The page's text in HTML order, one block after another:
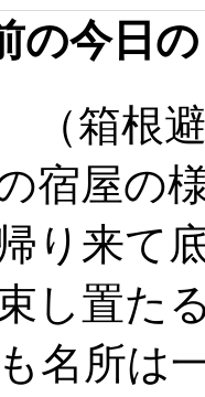
の今日
箱根
宿屋の
り来て
し置た
名所は